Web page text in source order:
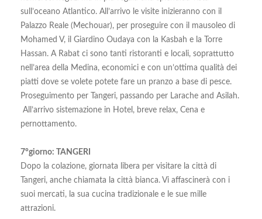
sull’oceano Atlantico. All’arrivo le visite inizieranno con il
Palazzo Reale (Mechouar), per proseguire con il mausoleo di
Mohamed V, il Giardino Oudaya con la Kasbah e la Torre
Hassan. A Rabat ci sono tanti ristoranti e locali, soprattutto
nell’area della Medina, economici e con un’ottima qualità dei
piatti dove se volete potete fare un pranzo a base di pesce.
Proseguimento per Tangeri, passando per Larache and Asilah.
All’arrivo sistemazione in Hotel, breve relax, Cena e
pernottamento.
7°giorno: TANGERI
Dopo la colazione, giornata libera per visitare la città di
Tangeri, anche chiamata la città bianca. Vi affascinerà con i
suoi mercati, la sua cucina tradizionale e le sue mille
attrazioni.